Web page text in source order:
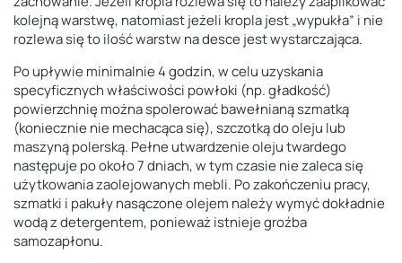
kolejną warstwę, natomiast jeżeli kropla jest „wypukła” i nie
rozlewa się to ilość warstw na descejest wystarczająca.
Po upływie minimalnie 4 godzin, w celu uzyskania
specyficznych właściwości powłoki (np. gładkość)
powierzchnię można spolerować bawełnianą szmatką
(koniecznie nie mechacąca się), szczotką dooleju lub
maszyną polerską. Pełne utwardzenie oleju twardego
następuje po około 7 dniach, w tym czasienie zaleca się
użytkowania zaolejowanych mebli. Po zakończeniu pracy,
szmatki i pakuły nasączone olejem należy wymyć dokładnie
wodą z detergentem, ponieważ istnieje groźba
samozapłonu.